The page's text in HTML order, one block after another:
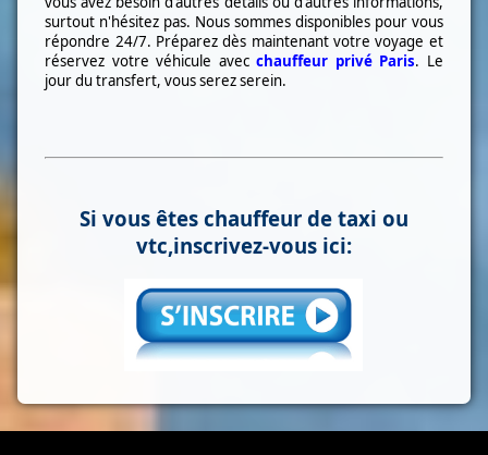
surtout n'hésitez pas. Nous sommes disponibles pour vous
répondre 24/7. Préparez dès maintenant votre voyage et
réservez votre véhicule avecchauffeur privé Paris. Le
jour du transfert, vous serez serein.
Si vous êtes chauffeur de taxi ou
vtc,inscrivez-vous ici: